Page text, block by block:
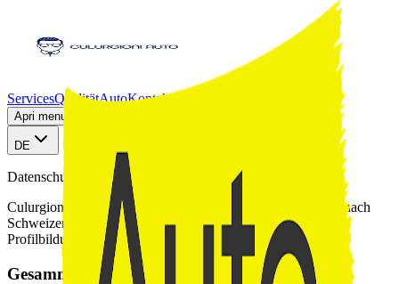
ServicesQualitätAutoKontaktAutoScout24
Apri menu sezioni
DE
Datenschutz
Culurgioni Auto behandelt deine Daten verantwortungsvoll nach
Schweizer Standards. WhatsApp ist freiwillig, automatische
Profilbildung findet nicht statt.
Gesammelte Daten